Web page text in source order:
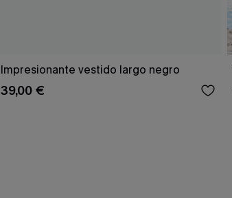
Impresionante vestido largo negro
39,00 €